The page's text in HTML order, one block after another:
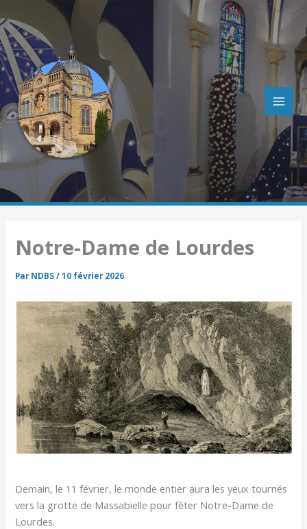
au
contenu
Notre-Dame de Lourdes
ParNDBS/10 février 2026
Demain, le 11 février, le monde entier aura les yeux tournés
vers la grotte de Massabielle pour fêter Notre-Dame de
Lourdes.
e
c
h
e
r
c
h
e